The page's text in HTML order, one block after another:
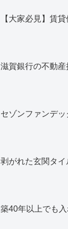
【大家必見】賃
滋賀銀行の不動産
セゾンファンデ
剥がれた玄関タ
築40年以上でも